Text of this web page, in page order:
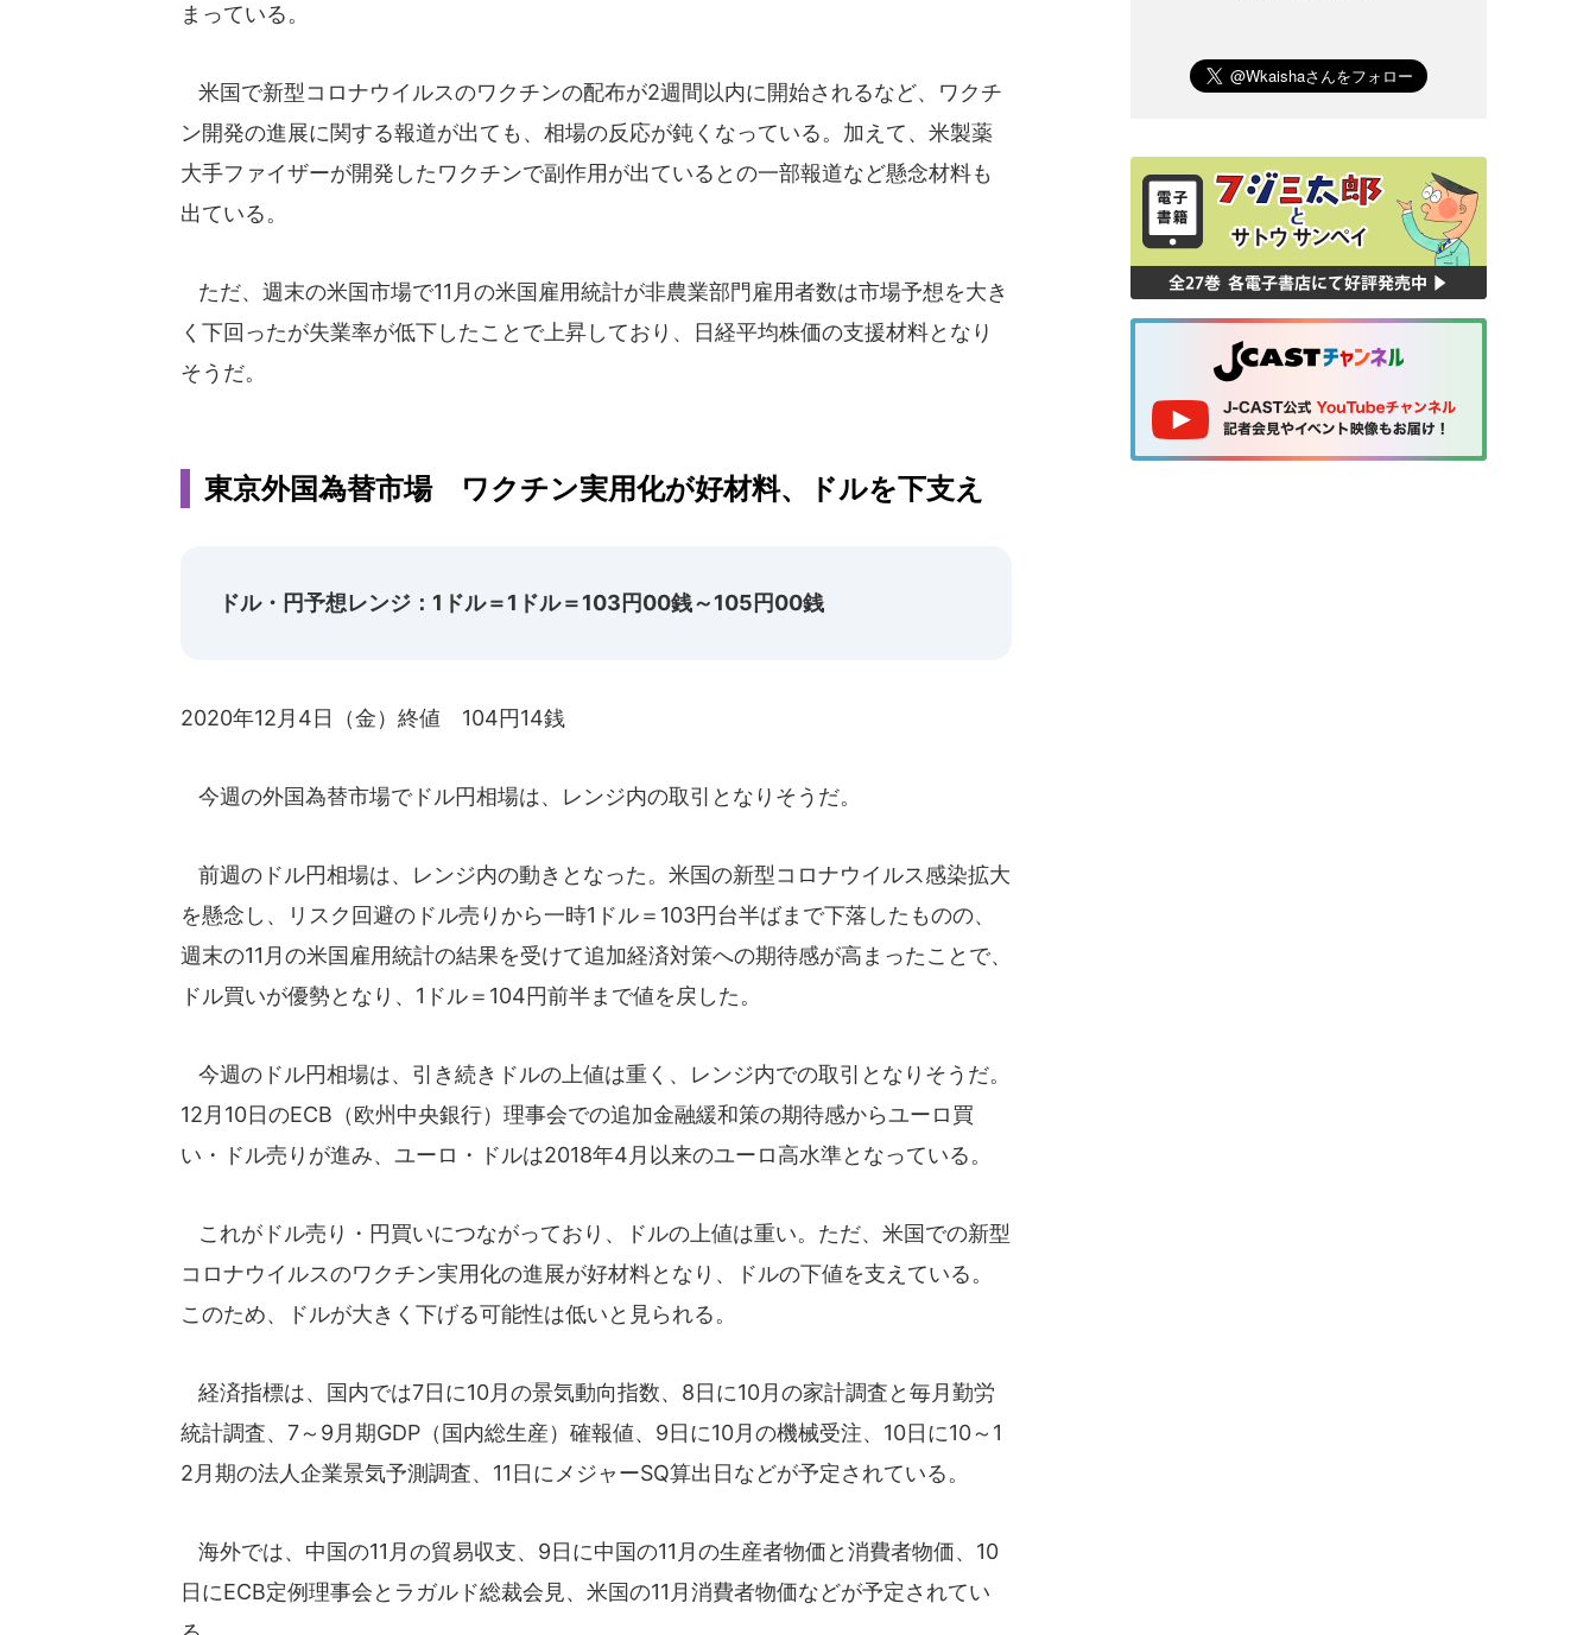
まっている。
米国で新型コロナウイルスのワクチンの配布が2週間以内に開始されるなど、ワクチ
ン開発の進展に関する報道が出ても、相場の反応が鈍くなっている。加えて、米製薬
大手ファイザーが開発したワクチンで副作用が出ているとの一部報道など懸念材料も
出ている。
ただ、週末の米国市場で11月の米国雇用統計が非農業部門雇用者数は市場予想を大き
く下回ったが失業率が低下したことで上昇しており、日経平均株価の支援材料となり
そうだ。
東京外国為替市場 ワクチン実用化が好材料、ドルを下支え
ドル・円予想レンジ：1ドル＝1ドル＝103円00銭～105円00銭
2020年12月4日（金）終値 104円14銭
今週の外国為替市場でドル円相場は、レンジ内の取引となりそうだ。
前週のドル円相場は、レンジ内の動きとなった。米国の新型コロナウイルス感染拡大
を懸念し、リスク回避のドル売りから一時1ドル＝103円台半ばまで下落したものの、
週末の11月の米国雇用統計の結果を受けて追加経済対策への期待感が高まったことで、
ドル買いが優勢となり、1ドル＝104円前半まで値を戻した。
今週のドル円相場は、引き続きドルの上値は重く、レンジ内での取引となりそうだ。
12月10日のECB（欧州中央銀行）理事会での追加金融緩和策の期待感からユーロ買
い・ドル売りが進み、ユーロ・ドルは2018年4月以来のユーロ高水準となっている。
これがドル売り・円買いにつながっており、ドルの上値は重い。ただ、米国での新型
コロナウイルスのワクチン実用化の進展が好材料となり、ドルの下値を支えている。
このため、ドルが大きく下げる可能性は低いと見られる。
経済指標は、国内では7日に10月の景気動向指数、8日に10月の家計調査と毎月勤労
統計調査、7～9月期GDP（国内総生産）確報値、9日に10月の機械受注、10日に10～1
2月期の法人企業景気予測調査、11日にメジャーSQ算出日などが予定されている。
海外では、中国の11月の貿易収支、9日に中国の11月の生産者物価と消費者物価、10
日にECB定例理事会とラガルド総裁会見、米国の11月消費者物価などが予定されてい